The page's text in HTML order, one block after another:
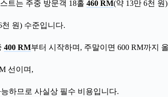
트는 주중 방문객 18홀 460 RM(약 13만 6천
천 원) 수준입니다.
400 RM부터 시작하며, 주말이면 600 RM까지
선이며,
하므로 사실상 필수 비용입니다.